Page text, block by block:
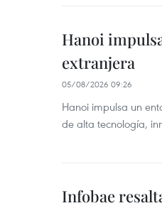
Hanoi
extranjera
05/08/2026 09:26
Hanoi impulsa un
de alta tecnología,
Infobae